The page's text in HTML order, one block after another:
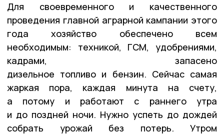
Для своевременного и качественного
проведения главной аграрной кампании этого
года хозяйство обеспечено всем
необходимым: техникой, ГСМ, удобрениями,
кадрами, запасено
дизельное топливо и бензин. Сейчас самая
жаркая пора, каждая минута на счету,
а потому и работают с раннего утра
и до поздней ночи. Нужно успеть до дождей
собрать урожай без потерь. Утром